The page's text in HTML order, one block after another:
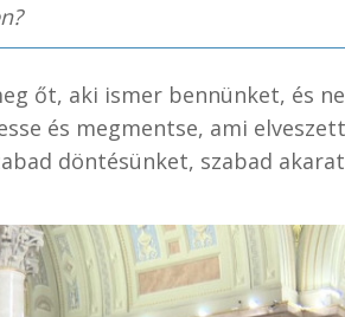
őt, aki ismer bennünket, és
és megmentse, ami
döntésünket, szabad